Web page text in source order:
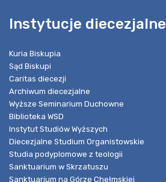
Instytucje diecezjalne
Kuria Biskupia
Sąd Biskupi
Caritas diecezji
Archiwum diecezjalne
Wyższe Seminarium Duchowne
Biblioteka WSD
Instytut Studiów Wyższych
Diecezjalne Studium Organistowskie
Studia podyplomowe z teologii
Sanktuarium w Skrzatuszu
Sanktuarium na Górze Chełmskiej